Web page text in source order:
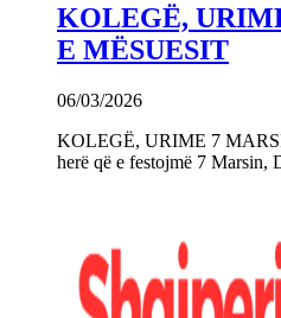
KOLEGË,
E MËSUESIT
06/03/2026
KOLEGË, URIME 7
herë që e festojmë 7